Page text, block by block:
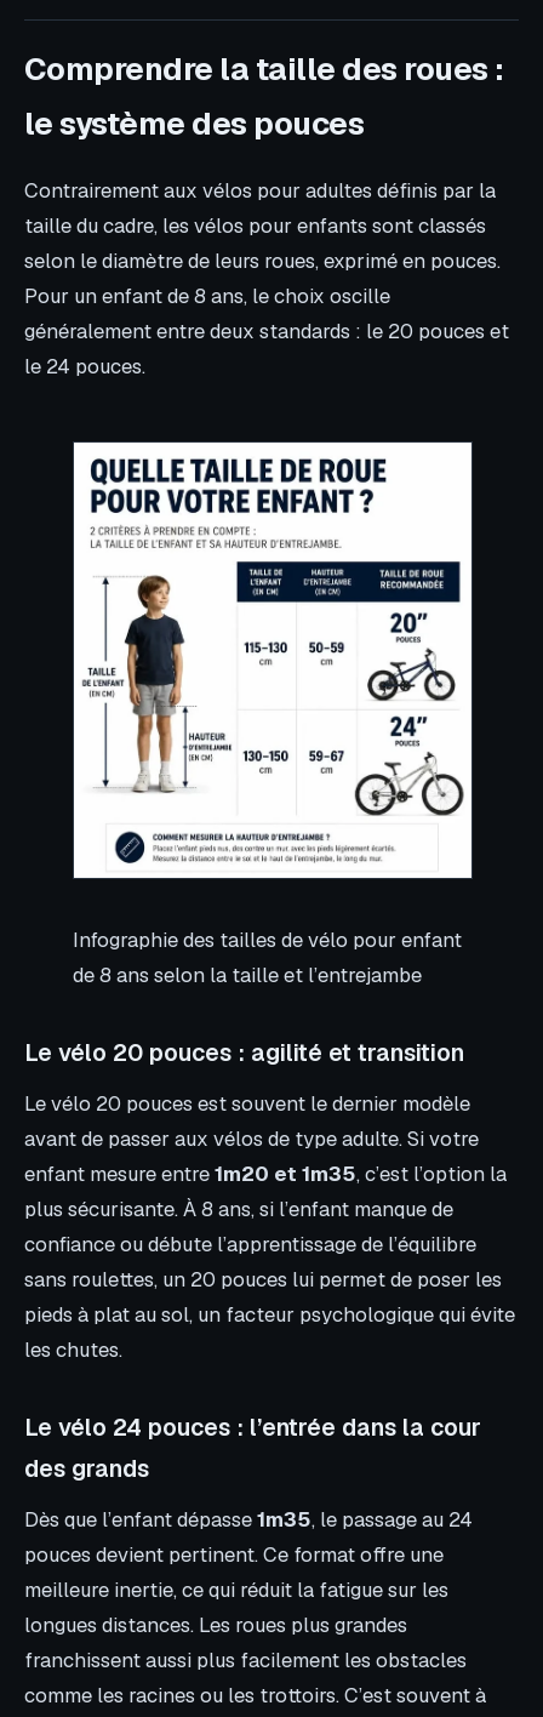
Comprendre la taille des roues :
le système des pouces
Contrairement aux vélos pour adultes définis par la
taille du cadre, les vélos pour enfants sont classés
selon le diamètre de leurs roues, exprimé en pouces.
Pour un enfant de 8 ans, le choix oscille
généralement entre deux standards : le 20 pouces et
le 24 pouces.
Infographie des tailles de vélo pour enfant
de 8 ans selon la taille et l’entrejambe
Le vélo 20 pouces : agilité et transition
Le vélo 20 pouces est souvent le dernier modèle
avant de passer aux vélos de type adulte. Si votre
enfant mesure entre1m20 et 1m35, c’est l’option la
plus sécurisante. À 8 ans, si l’enfant manque de
confiance ou débute l’apprentissage de l’équilibre
sans roulettes, un 20 pouces lui permet de poser les
pieds à plat au sol, un facteur psychologique qui évite
les chutes.
Le vélo 24 pouces : l’entrée dans la cour
des grands
Dès que l’enfant dépasse1m35, le passage au 24
pouces devient pertinent. Ce format offre une
meilleure inertie, ce qui réduit la fatigue sur les
longues distances. Les roues plus grandes
franchissent aussi plus facilement les obstacles
comme les racines ou les trottoirs. C’est souvent à